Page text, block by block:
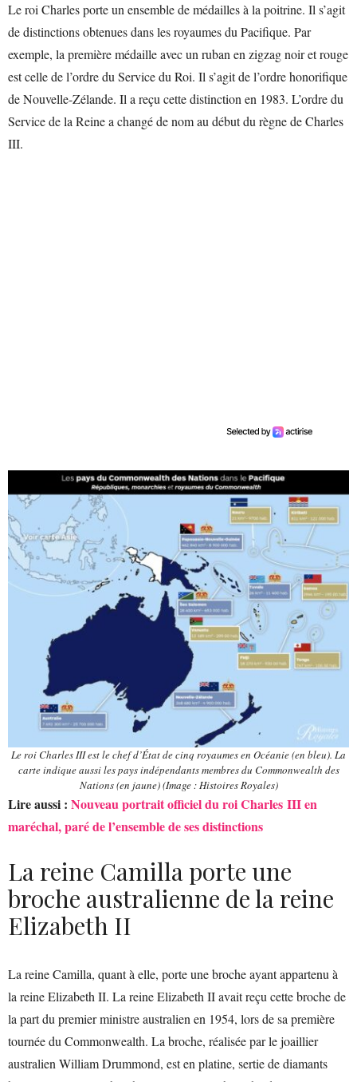
Le roi Charles porte un ensemble de médailles à la poitrine. Il s’agit
de distinctions obtenues dans les royaumes du Pacifique. Par
exemple, la première médaille avec un ruban en zigzag noir et rouge
est celle de l’ordre du Service du Roi. Il s’agit de l’ordre honorifique
de Nouvelle-Zélande. Il a reçu cette distinction en 1983. L’ordre du
Service de la Reine a changé de nom au début du règne de Charles
III.
Le roi Charles III est le chef d’État de cinq royaumes en Océanie (en bleu). La
carte indique aussi les pays indépendants membres du Commonwealth des
Nations (en jaune) (Image : Histoires Royales)
Lire aussi : Nouveau portrait officiel du roi Charles III en
maréchal, paré de l’ensemble de ses distinctions
La reine Camilla porte une
broche australienne de la reine
Elizabeth II
La reine Camilla, quant à elle, porte une broche ayant appartenu à
la reine Elizabeth II. La reine Elizabeth II avait reçu cette broche de
la part du premier ministre australien en 1954, lors de sa première
tournée du Commonwealth. La broche, réalisée par le joaillier
australien William Drummond, est en platine, sertie de diamants